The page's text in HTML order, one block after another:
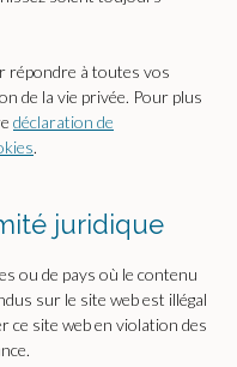
répondre à toutes vos
de la vie privée. Pour plus
déclaration de
.
juridique
ou de pays où le contenu
sur le site web est illégal
ce site web en violation des